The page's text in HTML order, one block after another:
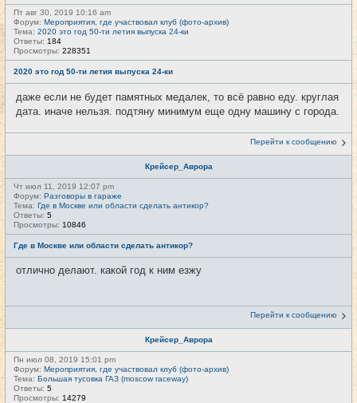
Пт авг 30, 2019 10:16 am
Форум: Мероприятия, где участвовал клуб (фото-архив)
Тема: 2020 это год 50-ти летия выпуска 24-ки
Ответы: 184
Просмотры: 228351
2020 это год 50-ти летия выпуска 24-ки
даже если не будет памятных медалек, то всё равно еду. круглая
дата. иначе нельзя. подтяну минимум еще одну машину с города.
Перейти к сообщению
Крейсер_Аврора
Чт июл 11, 2019 12:07 pm
Форум: Разговоры в гараже
Тема: Где в Москве или области сделать антикор?
Ответы: 5
Просмотры: 10846
Где в Москве или области сделать антикор?
отлично делают. какой год к ним езжу
Перейти к сообщению
Крейсер_Аврора
Пн июл 08, 2019 15:01 pm
Форум: Мероприятия, где участвовал клуб (фото-архив)
Тема: Большая тусовка ГАЗ (moscow raceway)
Ответы: 5
Просмотры: 14279